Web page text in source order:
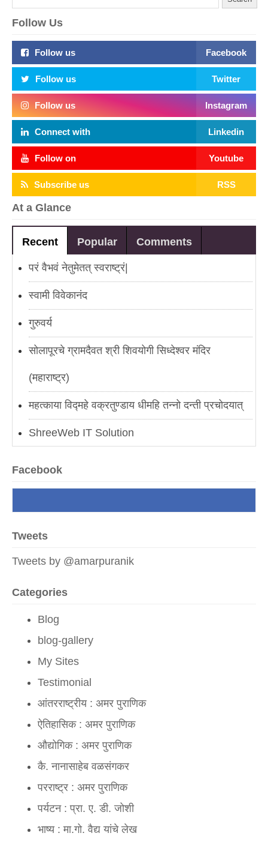
Follow Us
Follow us Facebook
Follow us Twitter
Follow us Instagram
Connect with Linkedin
Follow on Youtube
Subscribe us RSS
At a Glance
Recent Popular Comments
परं वैभवं नेतुमेतत् स्वराष्ट्रं|
स्वामी विवेकानंद
गुरुवर्य
सोलापूरचे ग्रामदैवत श्री शिवयोगी सिध्देश्वर मंदिर
(महाराष्ट्र)
महत्काया विद्महे वक्रतुण्डाय धीमहि तन्नो दन्ती प्रचोदयात्
ShreeWeb IT Solution
मोगलस्तानचे कारस्थान
नवी अर्थक्रांती
लाल किल्ल्यावरून मोदींचा बलूची दणका
उर्जित पटेल यांची निवड आणि आव्हाने
भारतीय जनतेचा युद्धक्षोभ
मोदी सरकारचे पुर्वेकडील समुद्रीसाहस
Admin:grt
Sonu Aganur:amarji very excellent.. very thru
Anonymous: Good information for project.
Facebook
Tweets
Tweets by @amarpuranik
Categories
Blog
blog-gallery
My Sites
Testimonial
आंतरराष्ट्रीय : अमर पुराणिक
ऐतिहासिक : अमर पुराणिक
औद्योगिक : अमर पुराणिक
कै. नानासाहेब वळसंगकर
परराष्ट्र : अमर पुराणिक
पर्यटन : प्रा. ए. डी. जोशी
भाष्य : मा.गो. वैद्य यांचे लेख